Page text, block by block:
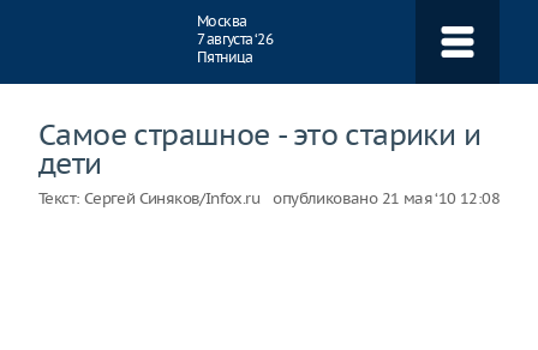
Москва
7 августа ‘26
Пятница
Самое страшное - это старики и
дети
Текст: Сергей Синяков/Infox.ru опубликовано 21 мая ‘10 12:08